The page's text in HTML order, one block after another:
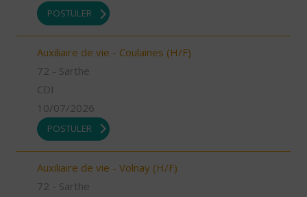
POSTULER
Auxiliaire de vie - Coulaines (H/F)
72 - Sarthe
CDI
10/07/2026
POSTULER
Auxiliaire de vie - Volnay (H/F)
72 - Sarthe